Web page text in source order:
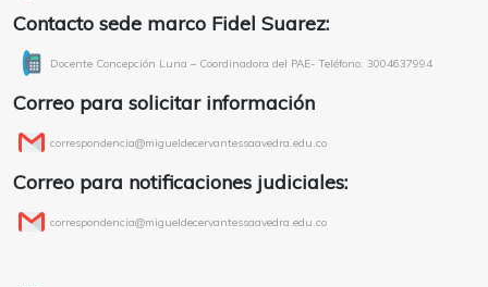
Contacto sede marco Fidel Suarez:
Docente Concepción Luna – Coordinadora del PAE- Teléfono: 3004637994
Correo para solicitar información
correspondencia@migueldecervantessaavedra.edu.co
Correo para notificaciones judiciales:
correspondencia@migueldecervantessaavedra.edu.co